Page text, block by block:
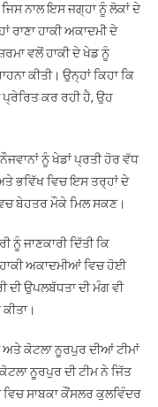
-ਰਾਣਾ
ਹਾਕੀ
ਅਕਾਦਮੀ
ਨੂੰ
50
ਦੀ
ਗਰਾਂਟ
ਨਾਲ ਇਸ ਜਗ੍ਹਾ ਨੂੰ ਲੋਕਾਂ ਦੇ
ਹਾਕੀ ਅਕਾਦਮੀ ਦੇ
ਵਲੋਂ ਹਾਕੀ ਦੇ ਖੇਡ ਨੂੰ
ਕੀਤੀ। ਉਨ੍ਹਾਂ ਕਿਹਾ ਕਿ
ਪ੍ਰੇਰਿਤ ਕਰ ਰਹੀ ਹੈ, ਉਹ
ਨੂੰ ਖੇਡਾਂ ਪ੍ਰਤੀ ਹੋਰ ਵੱਧ
ਭਵਿੱਖ ਵਿਚ ਇਸ ਤਰ੍ਹਾਂ ਦੇ
ਬੇਹਤਰ ਮੌਕੇ ਮਿਲ ਸਕਣ।
ਜਾਣਕਾਰੀ ਦਿੱਤੀ ਕਿ
ਅਕਾਦਮੀਆਂ ਵਿਚ ਹੋਈ
ਦੀ ਉਪਲਬੱਧਤਾ ਦੀ ਮੰਗ ਵੀ
ਕੋਟਲਾ ਨੂਰਪੁਰ ਦੀਆਂ ਟੀਮਾਂ
ਨੂਰਪੁਰ ਦੀ ਟੀਮ ਨੇ ਜਿੱਤ
ਸਾਬਕਾ ਕੌਂਸਲਰ ਕੁਲਵਿੰਦਰ